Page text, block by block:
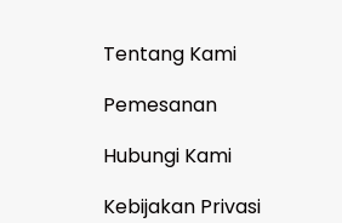
Tentang Kami
Pemesanan
Hubungi Kami
Kebijakan Privasi